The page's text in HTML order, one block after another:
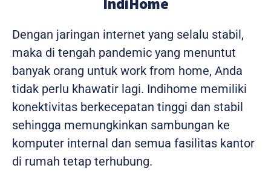
Dengan jaringan internet yang selalu stabil,
maka di tengah pandemic yang menuntut
banyak orang untuk work from home, Anda
tidak perlu khawatir lagi. Indihome memiliki
konektivitas berkecepatan tinggi dan stabil
sehingga memungkinkan sambungan ke
komputer internal dan semua fasilitas kantor
di rumah tetap terhubung.